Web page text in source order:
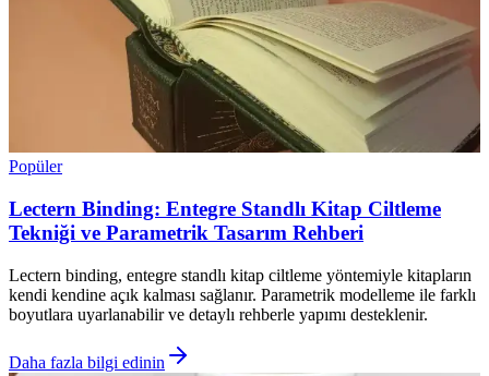
Popüler
Lectern Binding: Entegre Standlı Kitap Ciltleme
Tekniği ve Parametrik Tasarım Rehberi
Lectern binding, entegre standlı kitap ciltleme yöntemiyle kitapların
kendi kendine açık kalması sağlanır. Parametrik modelleme ile farklı
boyutlara uyarlanabilir ve detaylı rehberle yapımı desteklenir.
Daha fazla bilgi edinin